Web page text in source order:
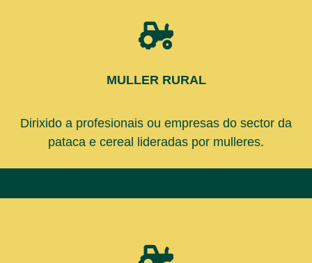
MULLER RURAL
Dirixido a profesionais ou empresas do sector da
pataca e cereal lideradas por mulleres.